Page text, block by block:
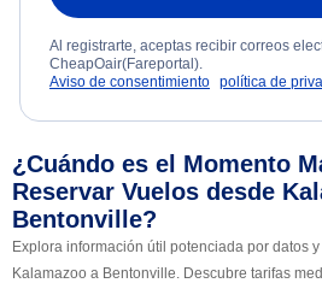
Al registrarte, aceptas recibir correos
CheapOair(Fareportal).
Aviso de consentimiento política de
¿Cuándo es el Momento
Reservar Vuelos desde
Bentonville?
Explora información útil potenciada por datos
Kalamazoo a Bentonville. Descubre tarifas